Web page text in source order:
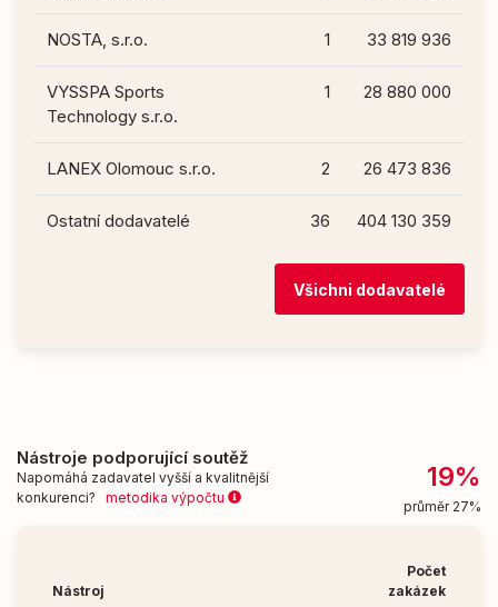
NOSTA, s.r.o. 1 33 819 936
VYSSPA Sports
Technology s.r.o.
1 28 880 000
LANEX Olomouc s.r.o. 2 26 473 836
Ostatní dodavatelé 36 404 130 359
Všichni dodavatelé
Nástroje podporující soutěž
Napomáhá zadavatel vyšší a kvalitnější
konkurenci? metodika výpočtu
19%
průměr 27%
Nástroj
Počet
zakázek